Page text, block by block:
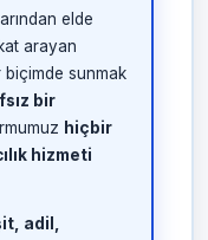
elde
arayan
sunmak
bir
hiçbir
hizmeti
adil,